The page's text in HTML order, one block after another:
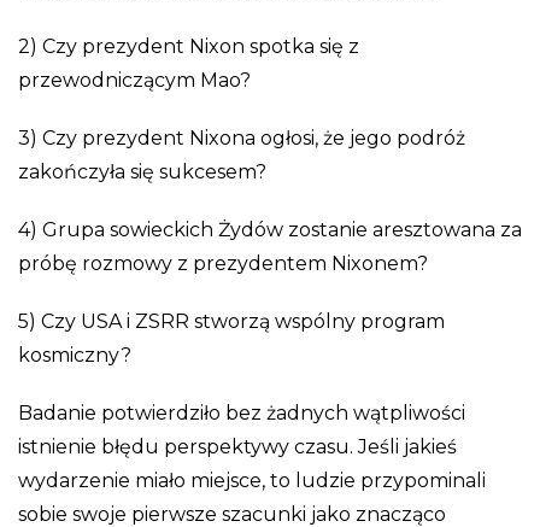
2) Czy prezydent Nixon spotka się z
przewodniczącym Mao?
3) Czy prezydent Nixona ogłosi, że jego podróż
zakończyła się sukcesem?
4) Grupa sowieckich Żydów zostanie aresztowana za
próbę rozmowy z prezydentem Nixonem?
5) Czy USA i ZSRR stworzą wspólny program
kosmiczny?
Badanie potwierdziło bez żadnych wątpliwości
istnienie błędu perspektywy czasu. Jeśli jakieś
wydarzenie miało miejsce, to ludzie przypominali
sobie swoje pierwsze szacunki jako znacząco